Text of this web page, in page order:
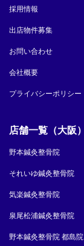
採用情報
出店物件募集
お問い合わせ
会社概要
プライバシーポリシー
店舗一覧（大阪）
野本鍼灸整骨院
それいゆ鍼灸整骨院
気楽鍼灸整骨院
泉尾松浦鍼灸整骨院
野本鍼灸整骨院 都島院